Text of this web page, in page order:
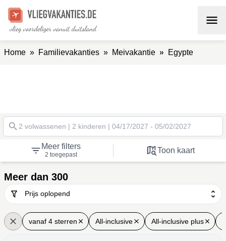
Home » Familievakanties » Meivakantie » Egypte
2 volwassenen | 2 kinderen | 04/17/2027 - 05/02/2027
Meer filters
2 toegepast Toon kaart
Meer dan 300
vanaf 4 sterren All-inclusive All-inclusive plus